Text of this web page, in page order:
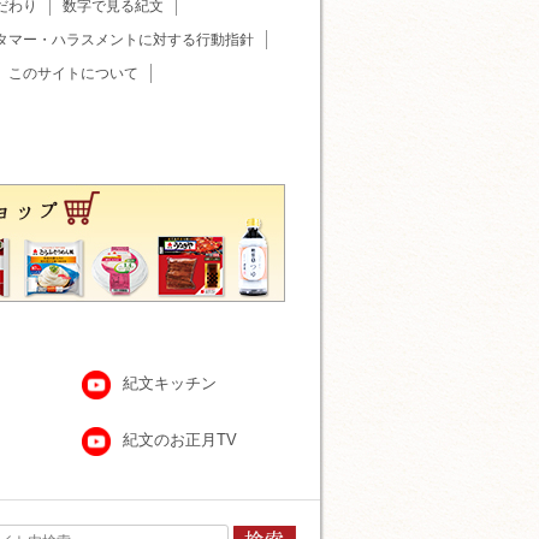
わり
数字で見る紀文
マー・ハラスメントに対する行動指針
このサイトについて
紀文キッチン
紀文のお正月TV